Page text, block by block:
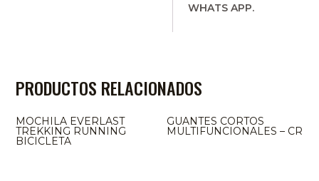
WHATS APP.
PRODUCTOS RELACIONADOS
MOCHILA EVERLAST
TREKKING RUNNING
BICICLETA
GUANTES CORTOS
MULTIFUNCIONALES – CR